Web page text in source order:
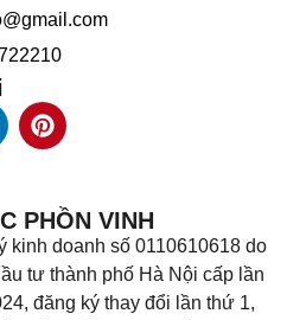
PHỒN VINH
kinh doanh số 0110610618 do
tư thành phố Hà Nội cấp lần
đăng ký thay đổi lần thứ 1,